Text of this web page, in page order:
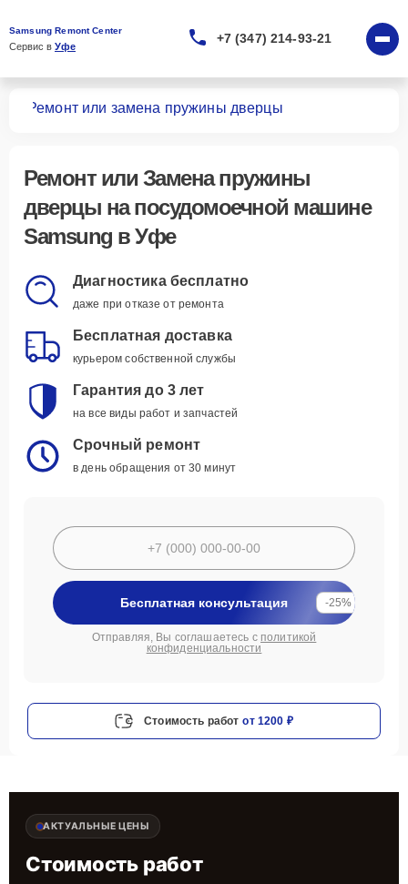
Samsung Remont Center
Сервис в Уфе
+7 (347) 214-93-21
Ремонт или замена пружины дверцы
Ремонт или Замена пружины
дверцы на посудомоечной машине
Samsung в Уфе
Диагностика бесплатно
даже при отказе от ремонта
Бесплатная доставка
курьером собственной службы
Гарантия до 3 лет
на все виды работ и запчастей
Срочный ремонт
в день обращения от 30 минут
Бесплатная консультация -25%
Отправляя, Вы соглашаетесь с политикой
конфиденциальности
Стоимость работ от 1200 ₽
АКТУАЛЬНЫЕ ЦЕНЫ
Стоимость работ